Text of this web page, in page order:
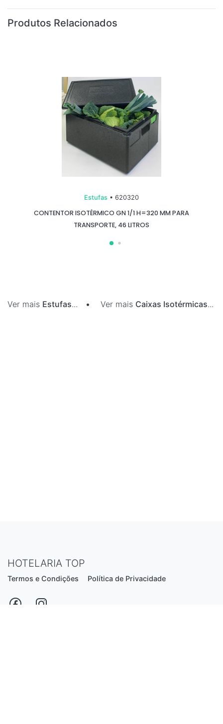
Produtos Relacionados
Estufas • 620320
CONTENTOR ISOTÉRMICO GN 1/1 H=320 MM PARA
TRANSPORTE, 46 LITROS
Ver mais Estufas... • Ver mais Caixas Isotérmicas...
HOTELARIA TOP
Termos e Condições Política de Privacidade